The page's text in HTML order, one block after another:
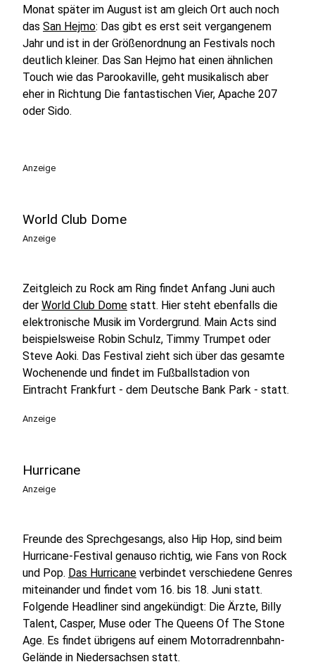
Monat später im August ist am gleich Ort auch noch
das San Hejmo: Das gibt es erst seit vergangenem
Jahr und ist in der Größenordnung an Festivals noch
deutlich kleiner. Das San Hejmo hat einen ähnlichen
Touch wie das Parookaville, geht musikalisch aber
eher in Richtung Die fantastischen Vier, Apache 207
oder Sido.
Anzeige
World Club Dome
Anzeige
Zeitgleich zu Rock am Ring findet Anfang Juni auch
der World Club Dome statt. Hier steht ebenfalls die
elektronische Musik im Vordergrund. Main Acts sind
beispielsweise Robin Schulz, Timmy Trumpet oder
Steve Aoki. Das Festival zieht sich über das gesamte
Wochenende und findet im Fußballstadion von
Eintracht Frankfurt - dem Deutsche Bank Park - statt.
Anzeige
Hurricane
Anzeige
Freunde des Sprechgesangs, also Hip Hop, sind beim
Hurricane-Festival genauso richtig, wie Fans von Rock
und Pop. Das Hurricane verbindet verschiedene Genres
miteinander und findet vom 16. bis 18. Juni statt.
Folgende Headliner sind angekündigt: Die Ärzte, Billy
Talent, Casper, Muse oder The Queens Of The Stone
Age. Es findet übrigens auf einem Motorradrennbahn-
Gelände in Niedersachsen statt.